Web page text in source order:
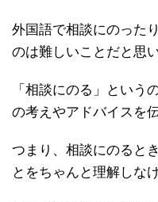
外国語で相談にのった
のは難しいことだと思い
「相談にのる」という
の考えやアドバイスを
つまり、相談にのると
とをちゃんと理解しな